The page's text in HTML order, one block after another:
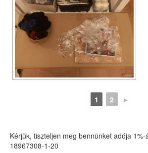
1 2 ►
Kérjük, tiszteljen meg bennünket adója
18967308-1-20